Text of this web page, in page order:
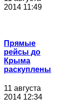
2014 11:49
Прямые
рейсы до
Крыма
раскуплены
11 августа
2014 12:34